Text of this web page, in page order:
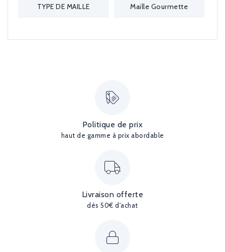
TYPE DE MAILLE Maille Gourmette
Politique de prix
haut de gamme à prix abordable
Livraison offerte
dès 50€ d'achat